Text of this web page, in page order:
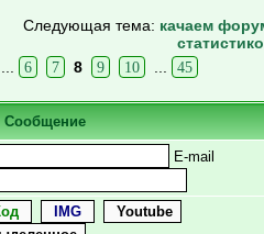
Следующая тема: качаем
6 7 8 9 10 45
Сообщение
E-mail